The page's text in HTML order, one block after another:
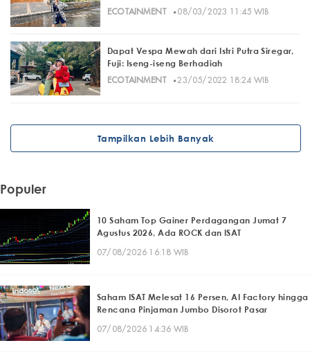
ECOTAINMENT
· 08/03/2023 11:45 WIB
Dapat Vespa Mewah dari Istri Putra Siregar,
Fuji: Iseng-iseng Berhadiah
ECOTAINMENT
· 23/05/2022 18:24 WIB
Tampilkan Lebih Banyak
Populer
10 Saham Top Gainer Perdagangan Jumat 7
Agustus 2026, Ada ROCK dan ISAT
07/08/2026 16:18 WIB
Saham ISAT Melesat 16 Persen, AI Factory hingga
Rencana Pinjaman Jumbo Disorot Pasar
07/08/2026 14:36 WIB